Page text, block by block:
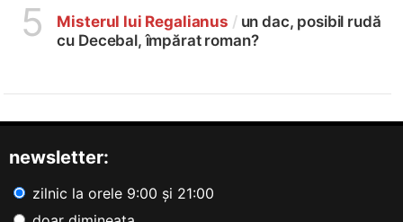
5 Misterul lui Regalianus /un dac, posibil rudă
cu Decebal, împărat roman?
newsletter:
zilnic la orele 9:00 și 21:00